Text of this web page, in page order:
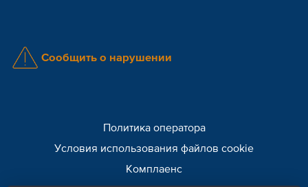
Политика оператора
Условия использования файлов cookie
Комплаенс
Сообщить о нарушении